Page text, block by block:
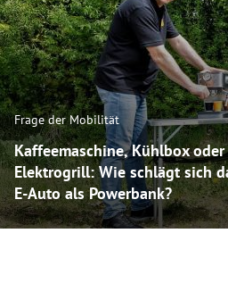
Frage der Mobilität
Kaffeemaschine, Kühlbox oder
Elektrogrill: Wie schlägt sich
E-Auto als Powerbank?